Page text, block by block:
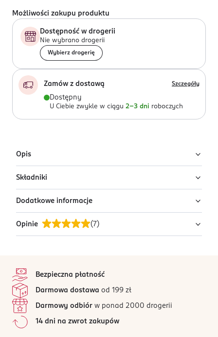
Możliwości zakupu produktu
Dostępność w drogerii
Nie wybrano drogerii
Wybierz drogerię
Zamów z dostawą Szczegóły
Dostępny
U Ciebie zwykle w ciągu 2-3 dni roboczych
Opis
Baterie alkaliczne, D-LR20. Trwałość 10 lat.
Składniki
brak danych
Dodatkowe informacje
OSTRZEŻENIA DOTYCZĄCE BEZPIECZEŃSTWA
Uwaga: wkładać poprawnie (+/-), nie ładować, nie
eksplodować, wyciec lub spowodować uszkodzenia.
PRODUCENT/PODMIOT ODPOWIEDZIALNY
Energizer France
2 rue Jacques Daguerre, 2
92500
Opinie ( 7 )
Wszystkie opinie są zweryfikowane zakupem.
Bezpieczna płatność
Darmowa dostawa od 199 zł
Darmowy odbiór w ponad 2000 drogerii
14 dni na zwrot zakupów